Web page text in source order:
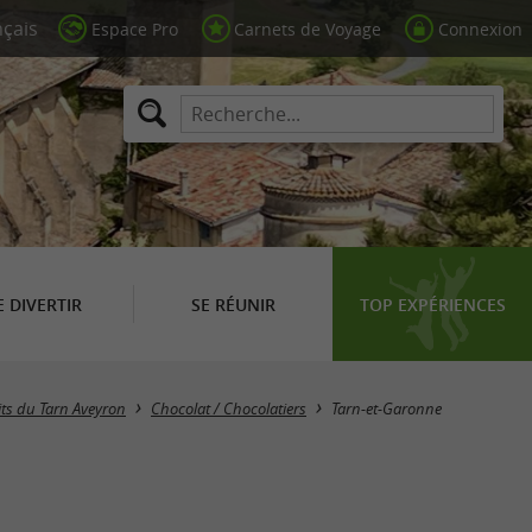
Espace Pro Carnets de Voyage Connexion
DIVERTIR SE RÉUNIR TOP EXPÉRIENCES
Masquer la carte
du Tarn Aveyron Chocolat / Chocolatiers Tarn-et-Garonne